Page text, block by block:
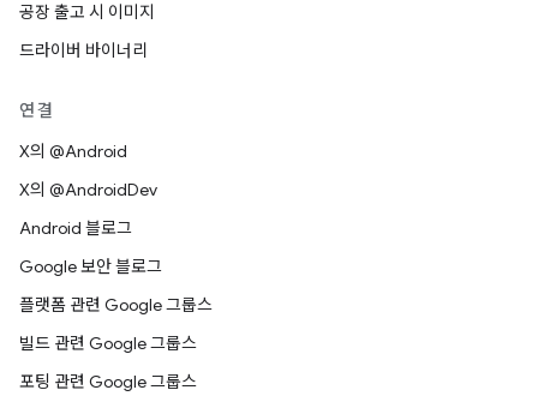
공장 출고 시 이미지
드라이버 바이너리
연결
X의 @Android
X의 @AndroidDev
Android 블로그
Google 보안 블로그
플랫폼 관련 Google 그룹스
빌드 관련 Google 그룹스
포팅 관련 Google 그룹스